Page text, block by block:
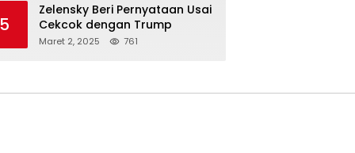
5
Zelensky Beri Pernyataan Usai
Cekcok dengan Trump
Maret 2, 2025 761